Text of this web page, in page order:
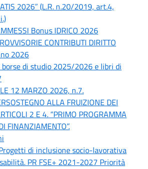
2026” (L.R. n.20/2019, art.4,
Bonus IDRICO 2026
CONTRIBUTI DIRITTO
2026
borse di studio 2025/2026 e libri di
12 MARZO 2026, n.7.
ALLA FRUIZIONE DEI
2 E 4. “PRIMO PROGRAMMA
FINANZIAMENTO”.
di inclusione socio-lavorativa
PR FSE+ 2021-2027 Priorità